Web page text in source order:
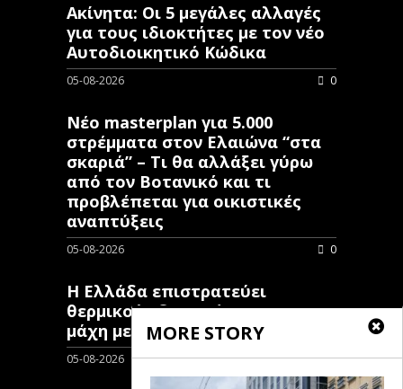
MORE STORY
Ακίνητα: Οι 5 μεγάλες αλλαγές
για τους ιδιοκτήτες με τον νέο
Αυτοδιοικητικό Κώδικα
05-08-2026 0
Νέο masterplan για 5.000
στρέμματα στον Ελαιώνα “στα
σκαριά” – Τι θα αλλάξει γύρω
από τον Βοτανικό και τι
προβλέπεται για οικιστικές
αναπτύξεις
05-08-2026 0
Η Ελλάδα επιστρατεύει
θερμικούς δορυφόρους στη
μάχη με τις πυρκαγιές
05-08-2026 0